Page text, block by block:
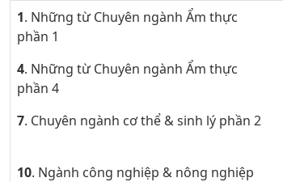
1. Những từ Chuyên ngành Ẩm thực
phần 1
4. Những từ Chuyên ngành Ẩm thực
phần 4
7. Chuyên ngành cơ thể & sinh lý phần 2
10. Ngành công nghiệp & nông nghiệp